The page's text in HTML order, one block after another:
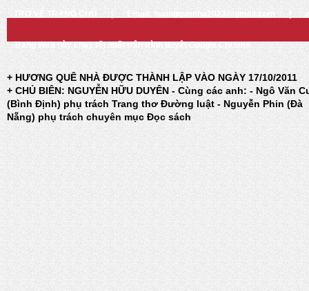
TRỞ VỀ TRANG CHỦ Email: huongquenha2023@gmail.com
Trang Web này chạy tốt nhất trên trình duyệt Google Chrome
+ HƯƠNG QUÊ NHÀ ĐƯỢC THÀNH LẬP VÀO NGÀY 17/10/2011
+ CHỦ BIÊN: NGUYỄN HỮU DUYÊN - Cùng các anh: - Ngô Văn
(Bình Định) phụ trách Trang thơ Đường luật - Nguyễn Phin (Đà
Nẵng) phụ trách chuyên mục Đọc sách